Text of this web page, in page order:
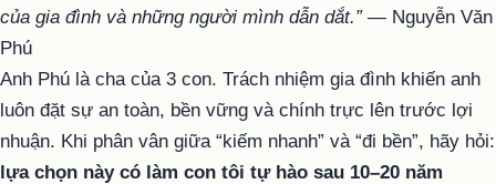
của gia đình và những người mình dẫn dắt.”— Nguyễn Văn
Phú
Anh Phú là cha của 3 con. Trách nhiệm gia đình khiến anh
luôn đặt sự an toàn, bền vững và chính trực lên trước lợi
nhuận. Khi phân vân giữa “kiếm nhanh” và “đi bền”, hãy hỏi:
lựa chọn này có làm con tôi tự hào sau 10–20 năm